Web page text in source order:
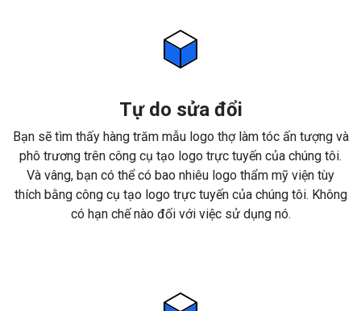
Tự do sửa đổi
Bạn sẽ tìm thấy hàng trăm mẫu logo thợ làm tóc ấn tượng và
phô trương trên công cụ tạo logo trực tuyến của chúng tôi.
Và vâng, bạn có thể có bao nhiêu logo thẩm mỹ viện tùy
thích bằng công cụ tạo logo trực tuyến của chúng tôi. Không
có hạn chế nào đối với việc sử dụng nó.